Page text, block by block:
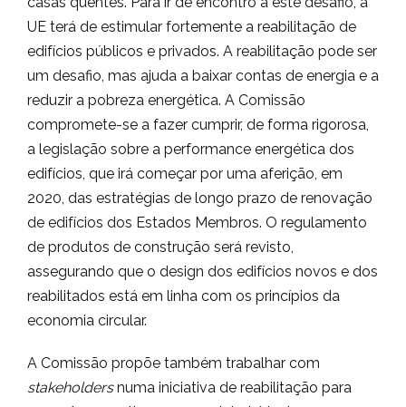
UE terá de estimular fortemente a reabilitação de
edifícios públicos e privados. A reabilitação pode ser
um desafio, mas ajuda a baixar contas de energia e a
reduzir a pobreza energética. A Comissão
compromete-se a fazer cumprir, de forma rigorosa,
a legislação sobre a performance energética dos
edifícios, que irá começar por uma aferição, em
2020, das estratégias de longo prazo de renovação
de edifícios dos Estados Membros. O regulamento
de produtos de construção será revisto,
assegurando que o design dos edifícios novos e dos
reabilitados está em linha com os princípios da
economia circular.
A Comissão propõe também trabalhar com
stakeholdersnuma iniciativa de reabilitação para